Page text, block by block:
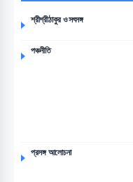
শ্রীশ্রীঠাকুর ও সৎসঙ্গ
পঞ্চনীতি
প্রসঙ্গ আলোচনা